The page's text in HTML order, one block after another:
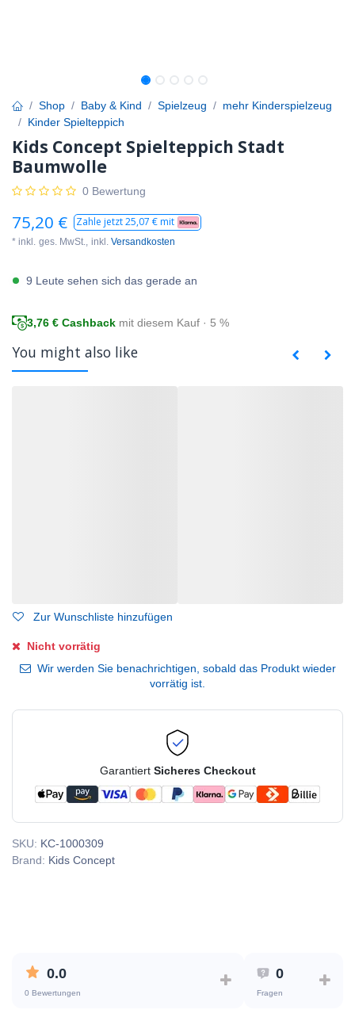
Shop Baby & Kind Spielzeug
mehr Kinderspielzeug
Kinder Spielteppich
Kids Concept Spielteppich Stadt
Baumwolle
0 Bewertung
75,20 € Zahle jetzt25,07 € mit
* inkl. ges. MwSt., inkl. Versandkosten
9 Leute sehen sich das gerade an
3,76 € Cashback mit diesem Kauf · 5 %
You might also like
Zur Wunschliste hinzufügen
Nicht vorrätig
Wir werden Sie benachrichtigen, sobald das Produkt wieder
vorrätig ist.
Garantiert Sicheres Checkout
SKU: KC-1000309
Brand: Kids Concept
0.0
0 Bewertungen
0
Fragen